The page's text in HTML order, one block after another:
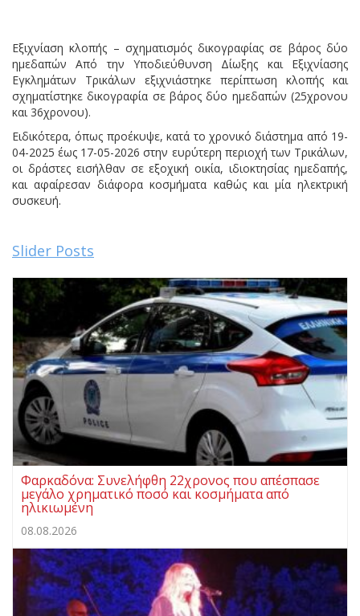
Εξιχνίαση κλοπής – σχηματισμός δικογραφίας σε βάρος δύο
ημεδαπών Από την Υποδιεύθυνση Δίωξης και Εξιχνίασης
Εγκλημάτων Τρικάλων εξιχνιάστηκε περίπτωση κλοπής και
σχηματίστηκε δικογραφία σε βάρος δύο ημεδαπών (25χρονου
και 36χρονου).
Ειδικότερα, όπως προέκυψε, κατά το χρονικό διάστημα από 19-
04-2025 έως 17-05-2026 στην ευρύτερη περιοχή των Τρικάλων,
οι δράστες εισήλθαν σε εξοχική οικία, ιδιοκτησίας ημεδαπής,
και αφαίρεσαν διάφορα κοσμήματα καθώς και μία ηλεκτρική
συσκευή.
Slider Posts
Φαρκαδόνα: Συνελήφθη 22χρονος που απέσπασε
μεγάλο χρηματικό ποσό και κοσμήματα από
ηλικιωμένη
08.08.2026